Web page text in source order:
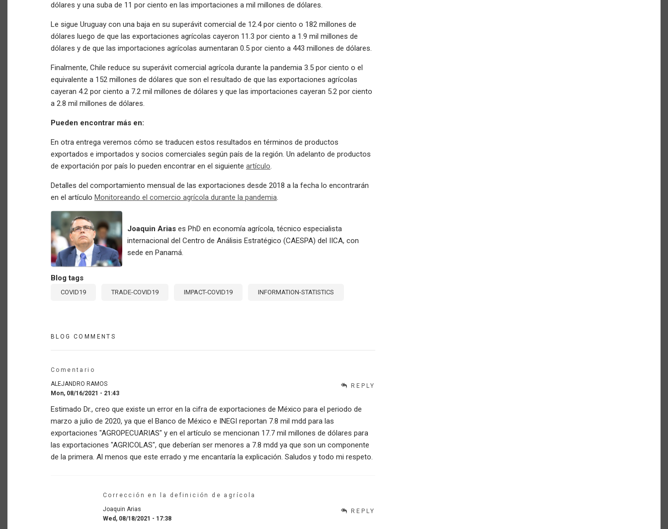
dólares y una suba de 11 por ciento en las importaciones a mil millones de dólares.
Le sigue Uruguay con una baja en su superávit comercial de 12.4 por ciento o 182 millones de
dólares luego de que las exportaciones agrícolas cayeron 11.3 por ciento a 1.9 mil millones de
dólares y de que las importaciones agrícolas aumentaran 0.5 por ciento a 443 millones de dólares.
Finalmente, Chile reduce su superávit comercial agrícola durante la pandemia 3.5 por ciento o el
equivalente a 152 millones de dólares que son el resultado de que las exportaciones agrícolas
cayeran 4.2 por ciento a 7.2 mil millones de dólares y que las importaciones cayeran 5.2 por ciento
a 2.8 mil millones de dólares.
Pueden encontrar más en:
En otra entrega veremos cómo se traducen estos resultados en términos de productos
exportados e importados y socios comerciales según país de la región. Un adelanto de productos
de exportación por país lo pueden encontrar en el siguiente artículo.
Detalles del comportamiento mensual de las exportaciones desde 2018 a la fecha lo encontrarán
en el artículo Monitoreando el comercio agrícola durante la pandemia.
Joaquin Arias es PhD en economía agrícola, técnico especialista
internacional del Centro de Análisis Estratégico (CAESPA) del IICA, con
sede en Panamá.
Blog tags
COVID19 TRADE-COVID19 IMPACT-COVID19 INFORMATION-STATISTICS
BLOG COMMENTS
Comentario
REPLY
ALEJANDRO RAMOS
Mon, 08/16/2021 - 21:43
Estimado Dr., creo que existe un error en la cifra de exportaciones de México para el periodo de
marzo a julio de 2020, ya que el Banco de México e INEGI reportan 7.8 mil mdd para las
exportaciones "AGROPECUARIAS" y en el artículo se mencionan 17.7 mil millones de dólares para
las exportaciones "AGRICOLAS", que deberían ser menores a 7.8 mdd ya que son un componente
de la primera. Al menos que este errado y me encantaría la explicación. Saludos y todo mi respeto.
Corrección en la definición de agrícola
REPLY
Joaquin Arias
Wed, 08/18/2021 - 17:38